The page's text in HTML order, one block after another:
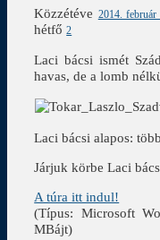
Közzétéve 2014.
hétfő 2
Laci bácsi ismét
havas, de a lomb
Laci bácsi alapos:
Járjuk körbe Laci
A túra itt indul!
(Típus: Microsoft
MBájt)